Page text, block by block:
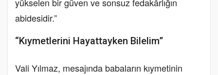
abidesidir.”
“Kıymetlerini Hayattayken Bilelim”
Vali Yılmaz, mesajında babaların kıymetinin